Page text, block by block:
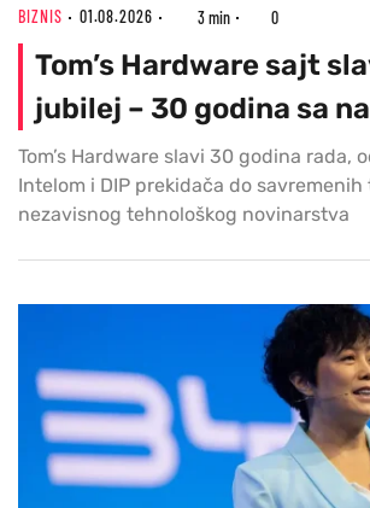
BIZNIS 01.08.2026 3 min 0
Tom’s Hardware sajt
jubilej – 30 godina sa
Tom’s Hardware slavi 30 godina rada,
Intelom i DIP prekidača do savremenih
nezavisnog tehnološkog novinarstva